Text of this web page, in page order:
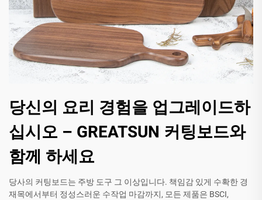
당신의 요리 경험을 업그레이드하
십시오 – GREATSUN 커팅보드와
함께 하세요
당사의 커팅보드는 주방 도구 그 이상입니다. 책임감 있게 수확한 경
재목에서부터 정성스러운 수작업 마감까지, 모든 제품은 BSCI,